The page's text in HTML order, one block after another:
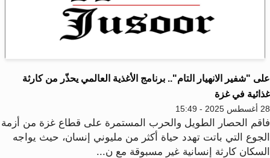
"شفير الانهيار التام".. برنامج الأغذية العالمي يحذّر من كارثة
في غزة
- 15:49
الحصار الطويل والحرب المستمرة على قطاع غزة من أزمة
التي باتت تهدد حياة أكثر من مليوني إنسان، حيث يواجه
كارثة إنسانية غير مسبوقة مع ن...